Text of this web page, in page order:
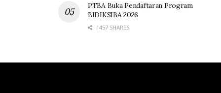
PTBA Buka Pendaftaran Program
BIDIKSIBA 2026
1457 SHARES